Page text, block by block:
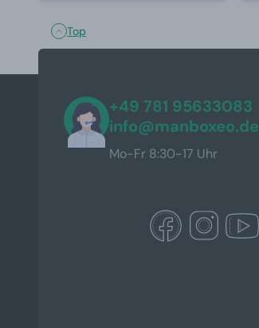
Top
+49 781 95633083
info@manboxeo.de
Mo-Fr 8:30-17 Uhr